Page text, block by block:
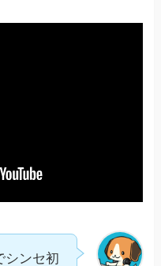
シンセ初